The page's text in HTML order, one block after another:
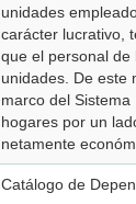
unidades
carácter lucrativo,
que el personal de
unidades. De este
marco del
hogares por un
netamente
Catálogo de